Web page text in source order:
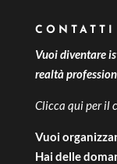
CONTATTI
Vuoi diventare
realtà
Clicca qui per il
Vuoi
Hai delle